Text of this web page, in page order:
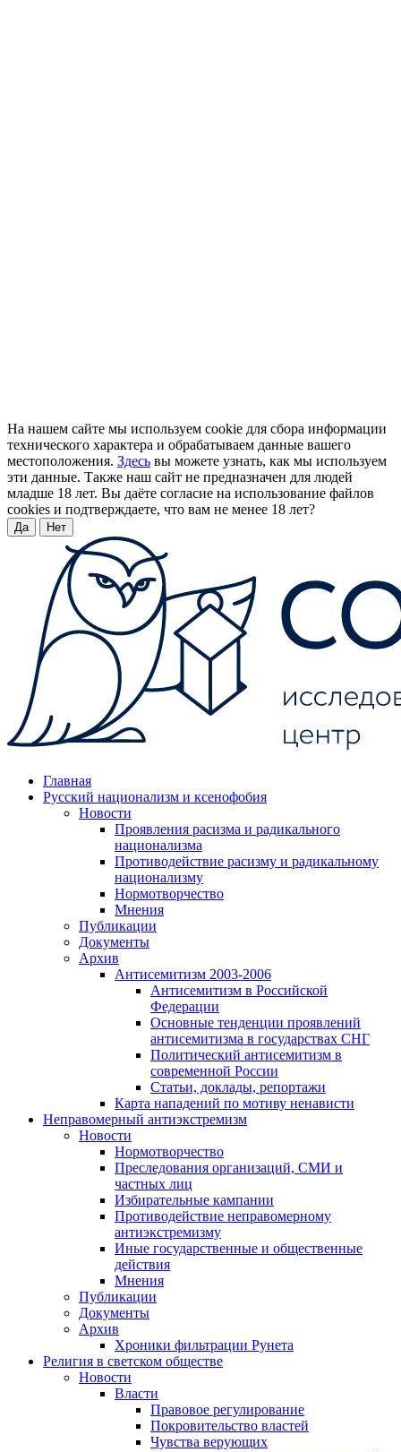
На нашем сайте мы используем cookie для сбора информации
технического характера и обрабатываем данные вашего
местоположения. Здесь вы можете узнать, как мы используем
эти данные. Также наш сайт не предназначен для людей
младше 18 лет. Вы даёте согласие на использование файлов
cookies и подтверждаете, что вам не менее 18 лет?
Да Нет
Главная
Русский национализм и ксенофобия
Новости
Проявления расизма и радикального
национализма
Противодействие расизму и радикальному
национализму
Нормотворчество
Мнения
Публикации
Документы
Архив
Антисемитизм 2003-2006
Антисемитизм в Российской
Федерации
Основные тенденции проявлений
антисемитизма в государствах СНГ
Политический антисемитизм в
современной России
Статьи, доклады, репортажи
Карта нападений по мотиву ненависти
Неправомерный антиэкстремизм
Новости
Нормотворчество
Преследования организаций, СМИ и
частных лиц
Избирательные кампании
Противодействие неправомерному
антиэкстремизму
Иные государственные и общественные
действия
Мнения
Публикации
Документы
Архив
Хроники фильтрации Рунета
Религия в светском обществе
Новости
Власти
Правовое регулирование
Покровительство властей
Чувства верующих